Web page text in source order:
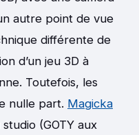
autre point de vue
différente de
d’un jeu 3D à
Toutefois, les
nulle part. Magicka
(GOTY aux